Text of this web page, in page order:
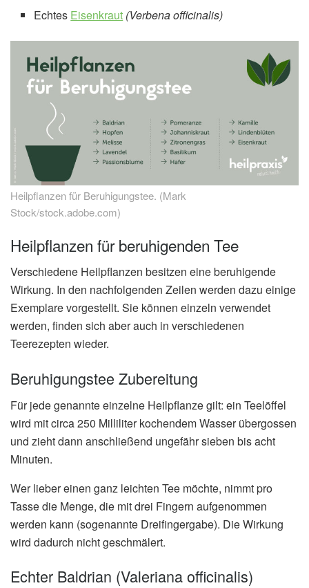
Echtes Eisenkraut (Verbena officinalis)
Heilpflanzen für Beruhigungstee. (Mark
Stock/stock.adobe.com)
Heilpflanzen für beruhigenden Tee
Verschiedene Heilpflanzen besitzen eine beruhigende
Wirkung. In den nachfolgenden Zeilen werden dazu einige
Exemplare vorgestellt. Sie können einzeln verwendet
werden, finden sich aber auch in verschiedenen
Teerezepten wieder.
Beruhigungstee Zubereitung
Für jede genannte einzelne Heilpflanze gilt: ein Teelöffel
wird mit circa 250 Milliliter kochendem Wasser übergossen
und zieht dann anschließend ungefähr sieben bis acht
Minuten.
Wer lieber einen ganz leichten Tee möchte, nimmt pro
Tasse die Menge, die mit drei Fingern aufgenommen
werden kann (sogenannte Dreifingergabe). Die Wirkung
wird dadurch nicht geschmälert.
Echter Baldrian (Valeriana officinalis)